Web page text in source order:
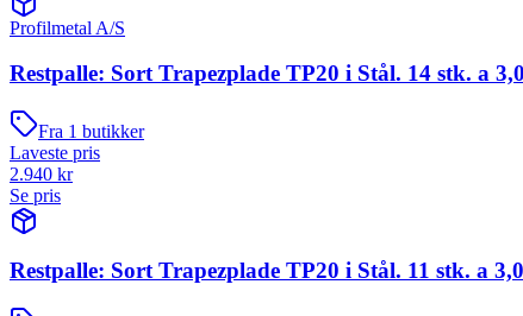
Profilmetal A/S
Restpalle: Sort Trapezplade TP20 i Stål. 14 stk. a
Fra 1 butikker
Laveste pris
2.940 kr
Se pris
Restpalle: Sort Trapezplade TP20 i Stål. 11 stk. a